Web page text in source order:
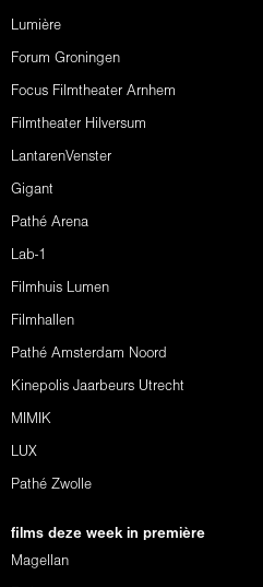
Lumière
Forum Groningen
Focus Filmtheater Arnhem
Filmtheater Hilversum
LantarenVenster
Gigant
Pathé Arena
Lab-1
Filmhuis Lumen
Filmhallen
Pathé Amsterdam Noord
Kinepolis Jaarbeurs Utrecht
MIMIK
LUX
Pathé Zwolle
films deze week in première
Magellan